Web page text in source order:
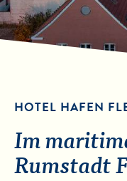
HOTEL HAFEN
Im
Rumstadt